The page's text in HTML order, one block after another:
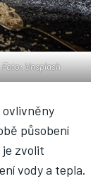
Unsplash
ovlivněny
působení
zvolit
vody a tepla.